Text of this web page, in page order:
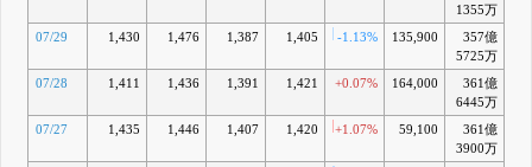
1355万
07/29 1,430 1,476 1,387 1,405 -1.13% 135,900
357億
5725万
07/28
1,411 1,436 1,391 1,421 +0.07% 164,000
361億
6445万
07/27 1,435 1,446 1,407 1,420 +1.07% 59,100
361億
3900万